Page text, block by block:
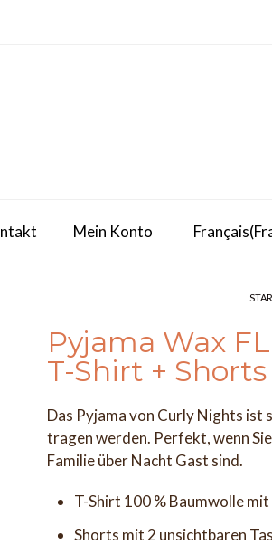
Mein Konto Français(
Pyjama Wax
T-Shirt + Shorts
Das Pyjama von Curly Nights ist
tragen werden. Perfekt, wenn
Familie über Nacht Gast sind.
T-Shirt 100 % Baumwolle mit
Shorts mit 2 unsichtbaren